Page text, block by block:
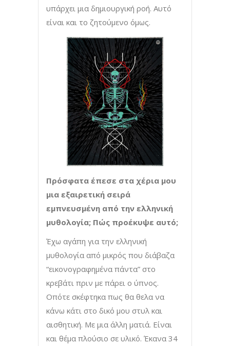
υπάρχει μια δημιουργική ροή. Αυτό
είναι και το ζητούμενο όμως.
Πρόσφατα έπεσε στα χέρια μου
μια εξαιρετική σειρά
εμπνευσμένη από την ελληνική
μυθολογία; Πώς προέκυψε αυτό;
Έχω αγάπη για την ελληνική
μυθολογία από μικρός που διάβαζα
“εικονογραφημένα πάντα” στο
κρεβάτι πριν με πάρει ο ύπνος.
Οπότε σκέφτηκα πως θα θελα να
κάνω κάτι στο δικό μου στυλ και
αισθητική. Με μια άλλη ματιά. Είναι
και θέμα πλούσιο σε υλικό. Έκανα 34